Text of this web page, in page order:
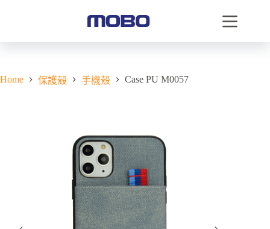
Home 保護殼 手機殼 Case PU M0057